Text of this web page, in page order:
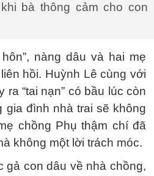
bà thông cảm cho con
nàng dâu và hai mẹ
hồi. Huỳnh Lê cùng với
ra “tai nạn” có bầu lúc còn
gia đình nhà trai sẽ không
chồng Phụ thậm chí đã
không một lời trách móc.
gả con dâu về nhà chồng,